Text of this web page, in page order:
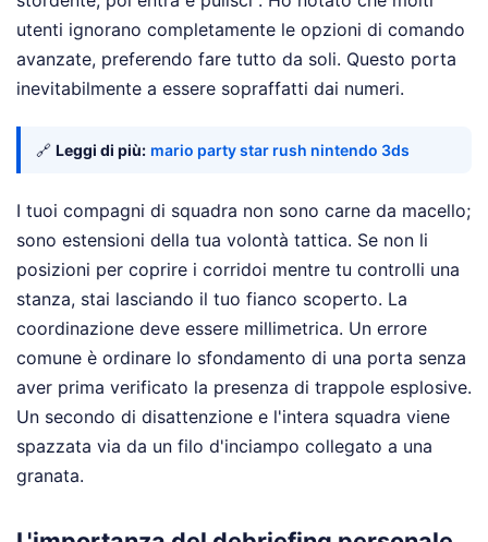
utenti ignorano completamente le opzioni di comando
avanzate, preferendo fare tutto da soli. Questo porta
inevitabilmente a essere sopraffatti dai numeri.
🔗 Leggi di più: mario party star rush nintendo 3ds
I tuoi compagni di squadra non sono carne da macello;
sono estensioni della tua volontà tattica. Se non li
posizioni per coprire i corridoi mentre tu controlli una
stanza, stai lasciando il tuo fianco scoperto. La
coordinazione deve essere millimetrica. Un errore
comune è ordinare lo sfondamento di una porta senza
aver prima verificato la presenza di trappole esplosive.
Un secondo di disattenzione e l'intera squadra viene
spazzata via da un filo d'inciampo collegato a una
granata.